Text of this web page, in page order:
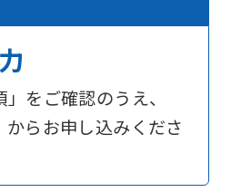
をご確認のうえ、
からお申し込みくださ